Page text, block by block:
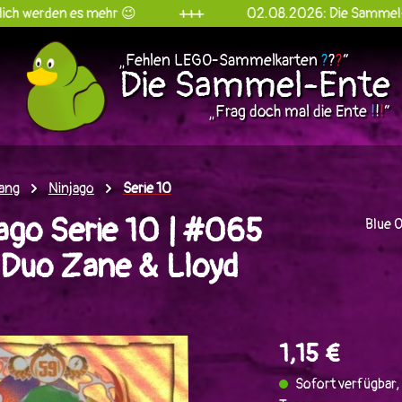
mehr 😉 +++ 02.08.2026: Die Sammel-Ente goes
„Fehlen LEGO-Sammelkarten ???“
Die Sammel-Ente
„Frag doch mal die Ente!!!“
Ninjago Serie 10
Serie 10 | #065
Zane & Lloyd
Blue
1,15 €
Sofort